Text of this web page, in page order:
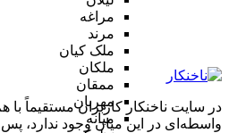
مراغه
مرند
ملک کیان
ملکان
ممقان
مهربان
میانه
در سایت ناخنکار کاربران مستقیماً
واسطه‌ای در این میان وجود ندارد،